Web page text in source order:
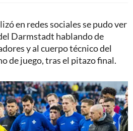
en redes sociales se pudo ver
Darmstadt hablando de
y al cuerpo técnico del
de juego, tras el pitazo final.